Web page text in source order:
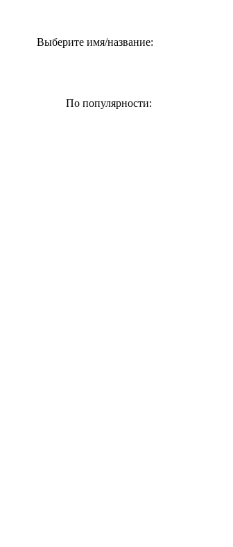
Выберите имя/название:
По популярности: